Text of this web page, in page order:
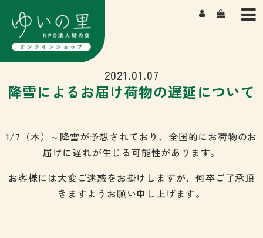
私たちについて
2021.01.07
降雪によるお届け荷物の遅延について
1/7（木）～降雪が予想されており、全国的にお荷物のお
届けに遅れが生じる可能性があります。
お客様には大変ご迷惑をお掛けしますが、何卒ご了承頂
きますようお願い申し上げます。